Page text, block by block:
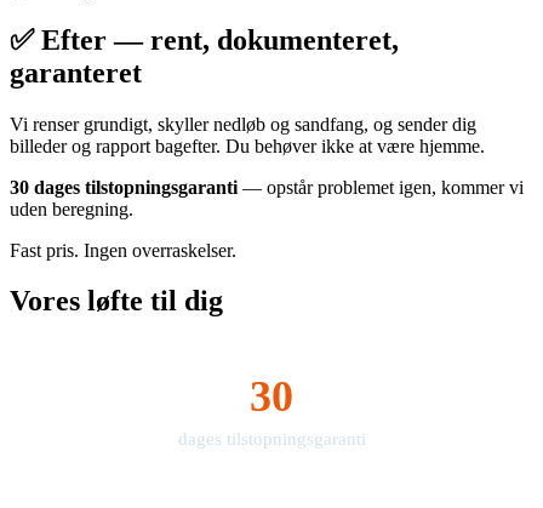
✅ Efter — rent, dokumenteret,
garanteret
Vi renser grundigt, skyller nedløb og sandfang, og sender dig
billeder og rapport bagefter. Du behøver ikke at være hjemme.
30 dages tilstopningsgaranti — opstår problemet igen, kommer vi
uden beregning.
Fast pris. Ingen overraskelser.
Vores løfte til dig
30
dages tilstopningsgaranti